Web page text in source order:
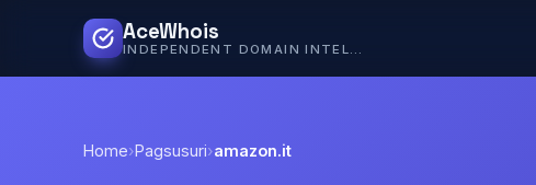
AceWhois
Home›Pagsusuri›amazon.it